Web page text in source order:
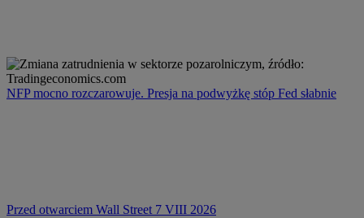
NFP mocno rozczarowuje. Presja na podwyżkę stóp Fed słabnie
Przed otwarciem Wall Street 7 VIII 2026